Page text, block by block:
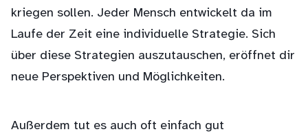
kriegen sollen. Jeder Mensch entwickelt da im
Laufe der Zeit eine individuelle Strategie. Sich
über diese Strategien auszutauschen, eröffnet dir
neue Perspektiven und Möglichkeiten.
Außerdem tut es auch oft einfach gut